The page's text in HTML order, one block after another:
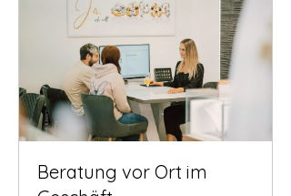
Beratung vor Ort im